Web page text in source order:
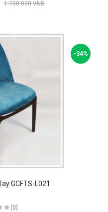
1.700.000 VNĐ
-34%
GCFTS-L021
(0)